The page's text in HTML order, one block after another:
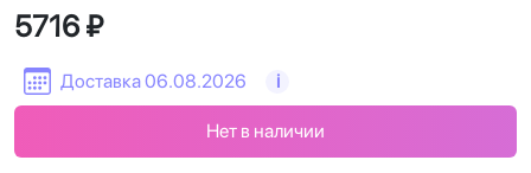
Доставка 06.08.2026 i
5716 ₽
Нет в наличии